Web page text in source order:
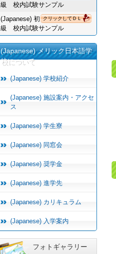
級 校内試験サンプル
クリックしてＤＬ
(Japanese) 初
級 校内試験サンプル
(Japanese) メリック日本語学
校について
(Japanese) 学校紹介
(Japanese) 施設案内・アクセ
ス
(Japanese) 学生寮
(Japanese) 同窓会
(Japanese) 奨学金
(Japanese) 進学先
(Japanese) カリキュラム
(Japanese) 入学案内
フォトギャラリー